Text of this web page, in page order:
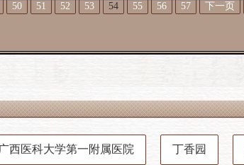
50 51 52 53 54 55 56 57 下一页
广西医科大学第一附属医院 丁香园